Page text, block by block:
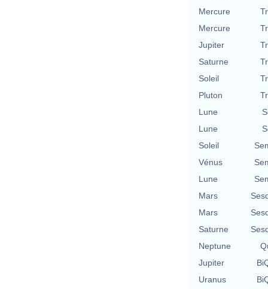
Mercure
Mercure
Jupiter
Saturne
Soleil
Pluton
Lune
Lune
Soleil
Vénus
Lune
Mars
Mars
Saturne
Neptune
Jupiter
Uranus